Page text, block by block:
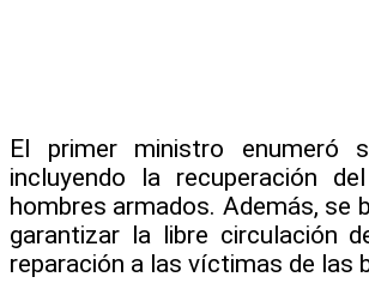
El primer ministro enumeró
incluyendo la recuperación
hombres armados. Además, se
garantizar la libre circulación
reparación a las víctimas de las